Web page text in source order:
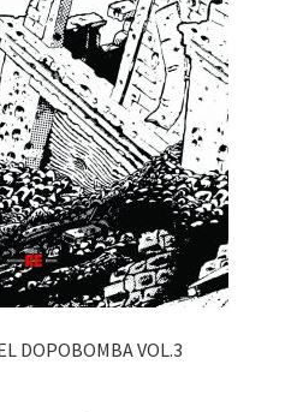
DOPOBOMBA VOL.3